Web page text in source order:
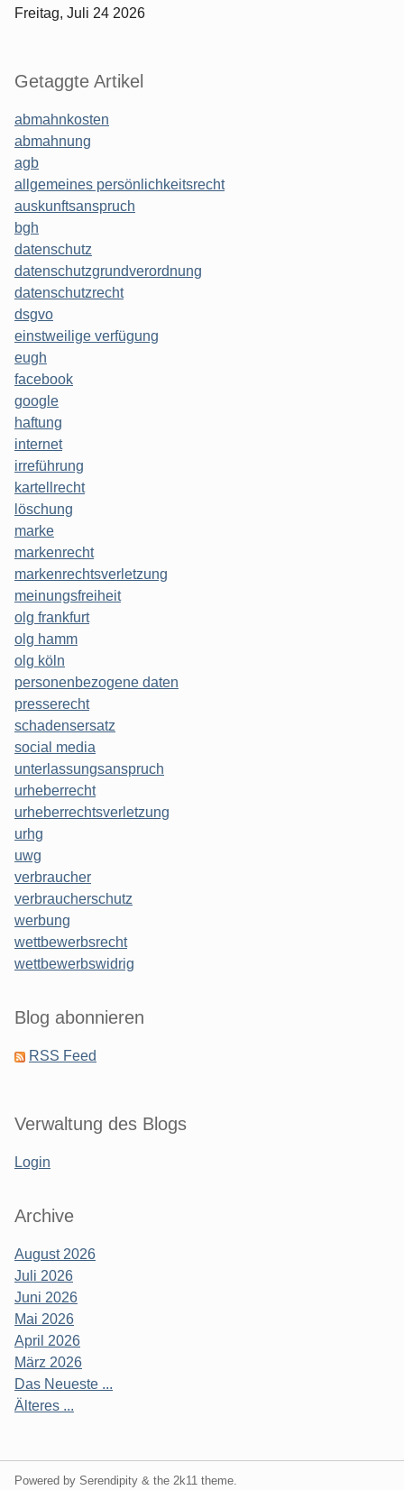
Freitag, Juli 24 2026
Getaggte Artikel
abmahnkosten
abmahnung
agb
allgemeines persönlichkeitsrecht
auskunftsanspruch
bgh
datenschutz
datenschutzgrundverordnung
datenschutzrecht
dsgvo
einstweilige verfügung
eugh
facebook
google
haftung
internet
irreführung
kartellrecht
löschung
marke
markenrecht
markenrechtsverletzung
meinungsfreiheit
olg frankfurt
olg hamm
olg köln
personenbezogene daten
presserecht
schadensersatz
social media
unterlassungsanspruch
urheberrecht
urheberrechtsverletzung
urhg
uwg
verbraucher
verbraucherschutz
werbung
wettbewerbsrecht
wettbewerbswidrig
Blog abonnieren
RSS Feed
Verwaltung des Blogs
Login
Archive
August 2026
Juli 2026
Juni 2026
Mai 2026
April 2026
März 2026
Das Neueste ...
Älteres ...
Powered by Serendipity & the 2k11 theme.